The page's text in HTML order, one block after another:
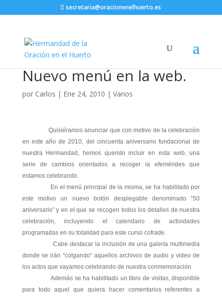
secretaria@oracionenelhuerto.es
Nuevo menú en la web.
por Carlos | Ene 24, 2010 | Varios
Quisiéramos anunciar que con motivo de la celebración
en este año de 2010, del cincuenta aniversario fundacional de
nuestra Hermandad, hemos querido incluir en esta web, una
serie de cambios orientados a recoger la efemérides que
estamos celebrando.
En el menú principal de la misma, se ha habilitado por
este motivo un nuevo botón desplegable denominado “50
aniversario” y en el que se recogen todos los detalles de nuestra
celebración, incluyendo el calendario de actividades
programadas en su totalidad para este curso cofrade.
Cabe destacar la inclusión de una galería multimedia
donde se irán “colgando” aquellos archivos de audio y video de
los actos que vayamos celebrando de nuestra conmemoración.
Además se ha habilitado un libro de visitas, disponible
para todo aquel que quiera hacer comentarios referentes a